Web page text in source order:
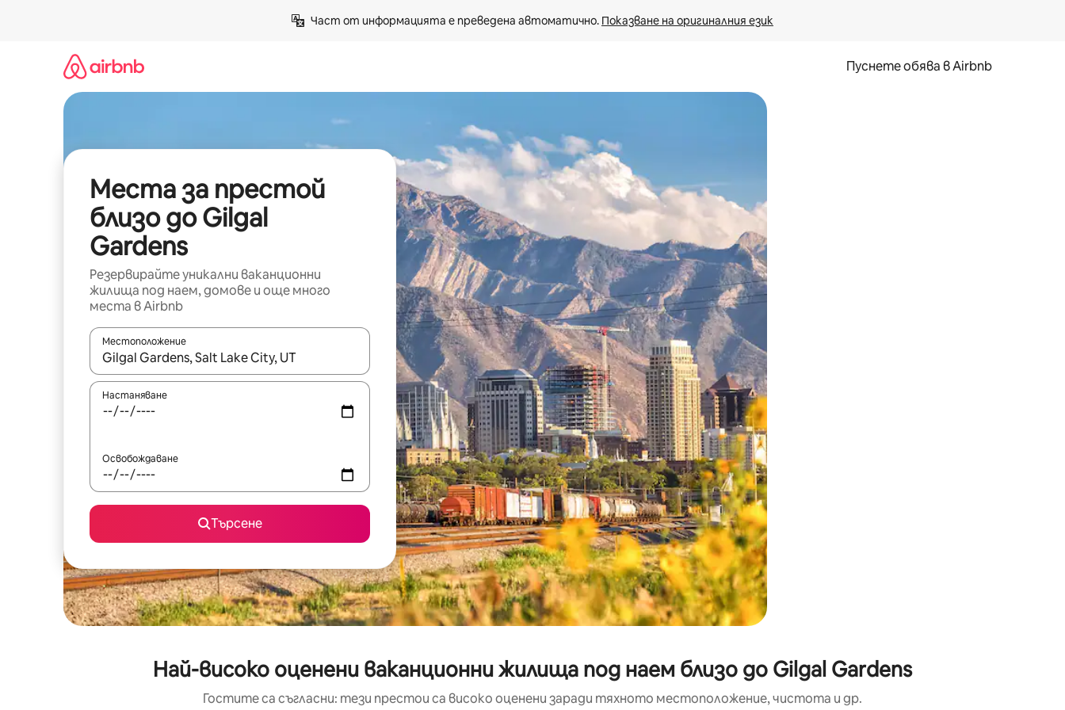
Част от информацията е преведена автоматично. Показване на оригиналния език
Пуснете обява в Airbnb
Места за престой
близо до Gilgal
Gardens
Резервирайте уникални ваканционни
жилища под наем, домове и още много
места в Airbnb
Местоположение
Когато резултатите се покажат, използвайте клавишите със стрелки нагоре и надолу или навигирайте с докосване или плъзгане.
Настаняване
Освобождаване
Търсене
Най-високо оценени ваканционни жилища под наем близо до Gilgal Gardens
Гостите са съгласни: тези престои са високо оценени заради тяхното местоположение, чистота и др.